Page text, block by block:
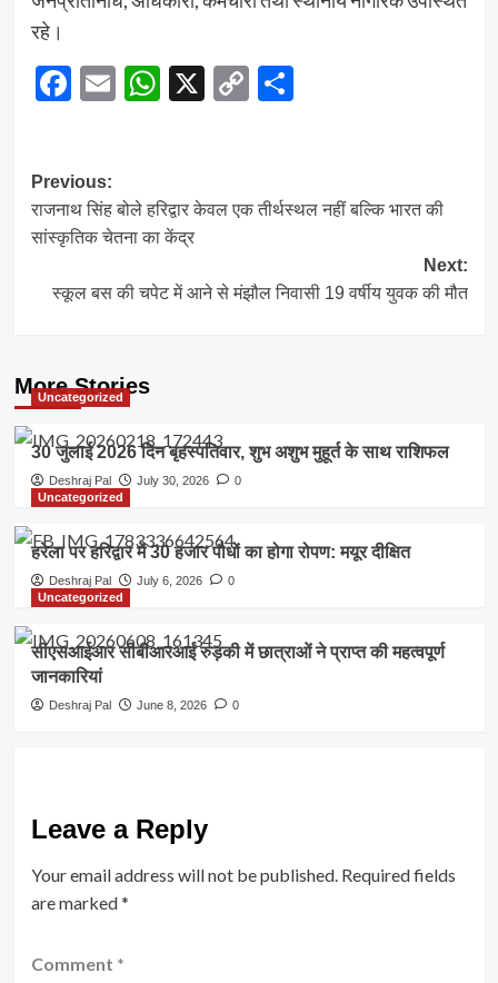
रहे।
Facebook
EmailWhatsApp
X CopyShare
Post
navigation
Previous:
राजनाथ सिंह बोले हरिद्वार केवल एक तीर्थस्थल नहीं बल्कि भारत की
सांस्कृतिक चेतना का केंद्र
Next:
स्कूल बस की चपेट में आने से मंझौल निवासी 19 वर्षीय युवक की मौत
More Stories
Uncategorized
30 जुलाई 2026 दिन बृहस्पतिवार, शुभ अशुभ मुहूर्त के साथ राशिफल
Deshraj Pal July 30, 2026
0
Uncategorized
हरेला पर हरिद्वार में 30 हजार पौधों का होगा रोपण: मयूर दीक्षित
Deshraj Pal July 6, 2026
0
Uncategorized
सीएसआईआर सीबीआरआई रुड़की में छात्राओं ने प्राप्त की महत्वपूर्ण
जानकारियां
Deshraj Pal June 8, 2026 0
Leave a Reply
Your email address will not be published. Required fields
are marked*
Comment *